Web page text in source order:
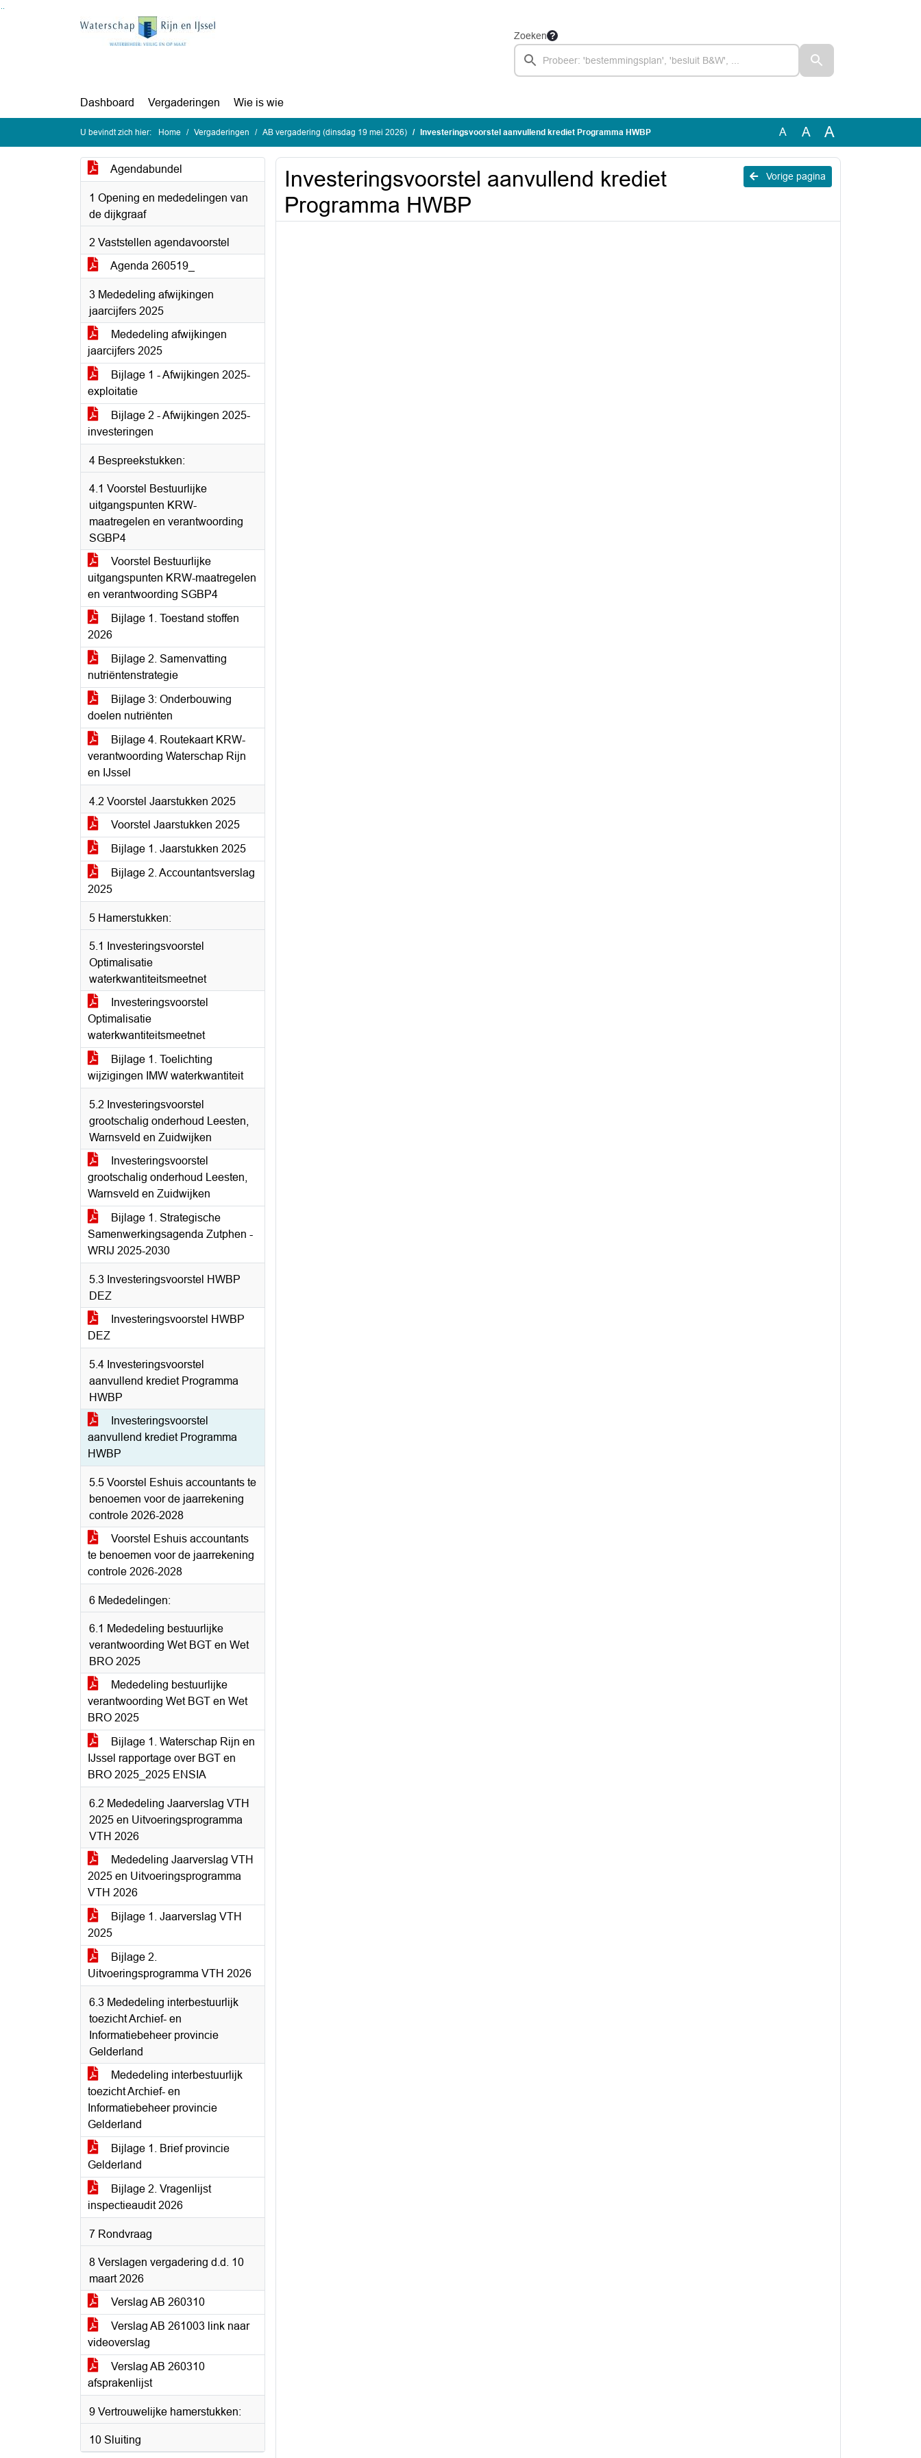
Ga naar de inhoud van deze pagina
Zoeken
Dashboard Vergaderingen Wie is wie
U bevindt zich hier: Home Vergaderingen AB vergadering (dinsdag 19 mei 2026) Investeringsvoorstel aanvullend krediet Programma HWBP A A A
Agendabundel
1 Opening en mededelingen van
de dijkgraaf
2 Vaststellen agendavoorstel
Agenda 260519_
3 Mededeling afwijkingen
jaarcijfers 2025
Mededeling afwijkingen
jaarcijfers 2025
Bijlage 1 - Afwijkingen 2025-
exploitatie
Bijlage 2 - Afwijkingen 2025-
investeringen
4 Bespreekstukken:
4.1 Voorstel Bestuurlijke
uitgangspunten KRW-
maatregelen en verantwoording
SGBP4
Voorstel Bestuurlijke
uitgangspunten KRW-maatregelen
en verantwoording SGBP4
Bijlage 1. Toestand stoffen
2026
Bijlage 2. Samenvatting
nutriëntenstrategie
Bijlage 3: Onderbouwing
doelen nutriënten
Bijlage 4. Routekaart KRW-
verantwoording Waterschap Rijn
en IJssel
4.2 Voorstel Jaarstukken 2025
Voorstel Jaarstukken 2025
Bijlage 1. Jaarstukken 2025
Bijlage 2. Accountantsverslag
2025
5 Hamerstukken:
5.1 Investeringsvoorstel
Optimalisatie
waterkwantiteitsmeetnet
Investeringsvoorstel
Optimalisatie
waterkwantiteitsmeetnet
Bijlage 1. Toelichting
wijzigingen IMW waterkwantiteit
5.2 Investeringsvoorstel
grootschalig onderhoud Leesten,
Warnsveld en Zuidwijken
Investeringsvoorstel
grootschalig onderhoud Leesten,
Warnsveld en Zuidwijken
Bijlage 1. Strategische
Samenwerkingsagenda Zutphen -
WRIJ 2025-2030
5.3 Investeringsvoorstel HWBP
DEZ
Investeringsvoorstel HWBP
DEZ
5.4 Investeringsvoorstel
aanvullend krediet Programma
HWBP
Investeringsvoorstel
aanvullend krediet Programma
HWBP
5.5 Voorstel Eshuis accountants te
benoemen voor de jaarrekening
controle 2026-2028
Voorstel Eshuis accountants
te benoemen voor de jaarrekening
controle 2026-2028
6 Mededelingen:
6.1 Mededeling bestuurlijke
verantwoording Wet BGT en Wet
BRO 2025
Mededeling bestuurlijke
verantwoording Wet BGT en Wet
BRO 2025
Bijlage 1. Waterschap Rijn en
IJssel rapportage over BGT en
BRO 2025_2025 ENSIA
6.2 Mededeling Jaarverslag VTH
2025 en Uitvoeringsprogramma
VTH 2026
Mededeling Jaarverslag VTH
2025 en Uitvoeringsprogramma
VTH 2026
Bijlage 1. Jaarverslag VTH
2025
Bijlage 2.
Uitvoeringsprogramma VTH 2026
6.3 Mededeling interbestuurlijk
toezicht Archief- en
Informatiebeheer provincie
Gelderland
Mededeling interbestuurlijk
toezicht Archief- en
Informatiebeheer provincie
Gelderland
Bijlage 1. Brief provincie
Gelderland
Bijlage 2. Vragenlijst
inspectieaudit 2026​
7 Rondvraag
8 Verslagen vergadering d.d. 10
maart 2026
Verslag AB 260310
Verslag AB 261003 link naar
videoverslag
Verslag AB 260310
afsprakenlijst
9 Vertrouwelijke hamerstukken:
10 Sluiting
Vorige pagina
Investeringsvoorstel aanvullend krediet
Programma HWBP